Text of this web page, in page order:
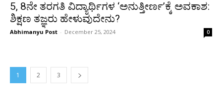
5, 8ನೇ ತರಗತಿ ವಿದ್ಯಾರ್ಥಿಗಳ ‘ಅನುತ್ತೀರ್ಣ’ಕ್ಕೆ ಅವಕಾಶ:
ಶಿಕ್ಷಣ ತಜ್ಞರು ಹೇಳುವುದೇನು?
Abhimanyu Post - December 25, 2024 0
1 2 3